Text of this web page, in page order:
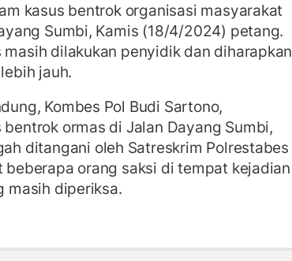
kasus bentrok organisasi masyarakat
Sumbi, Kamis (18/4/2024) petang.
masih dilakukan penyidik dan diharapkan
jauh.
Kombes Pol Budi Sartono,
ormas di Jalan Dayang Sumbi,
ditangani oleh Satreskrim Polrestabes
beberapa orang saksi di tempat kejadian
masih diperiksa.